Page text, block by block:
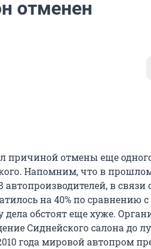
отменен
причиной отмены еще
Напомним, что в
в связи
на 40% по сравнению с
обстоят еще хуже.
Сиднейского салона до
года мировой автопром